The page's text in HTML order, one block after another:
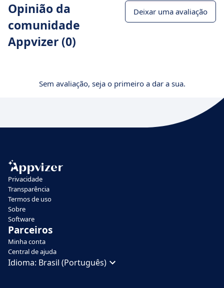
Opinião da
comunidade
Appvizer (0)
Deixar uma avaliação
Sem avaliação, seja o primeiro a dar a sua.
Privacidade
Transparência
Termos de uso
Sobre
Software
Parceiros
Minha conta
Central de ajuda
Idioma: Brasil (Português)